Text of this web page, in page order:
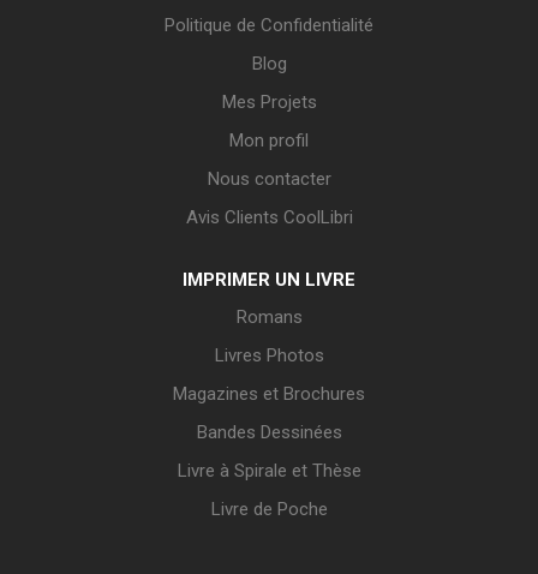
Politique de Confidentialité
Blog
Mes Projets
Mon profil
Nous contacter
Avis Clients CoolLibri
IMPRIMER UN LIVRE
Romans
Livres Photos
Magazines et Brochures
Bandes Dessinées
Livre à Spirale et Thèse
Livre de Poche